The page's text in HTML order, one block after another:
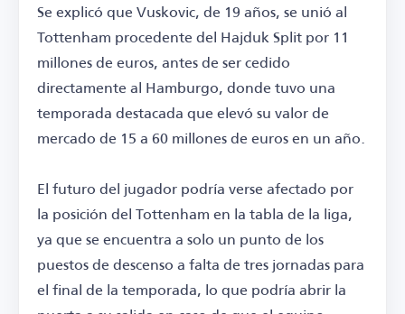
Se explicó que Vuskovic, de 19 años, se unió al
Tottenham procedente del Hajduk Split por 11
millones de euros, antes de ser cedido
directamente al Hamburgo, donde tuvo una
temporada destacada que elevó su valor de
mercado de 15 a 60 millones de euros en un año.
El futuro del jugador podría verse afectado por
la posición del Tottenham en la tabla de la liga,
ya que se encuentra a solo un punto de los
puestos de descenso a falta de tres jornadas para
el final de la temporada, lo que podría abrir la